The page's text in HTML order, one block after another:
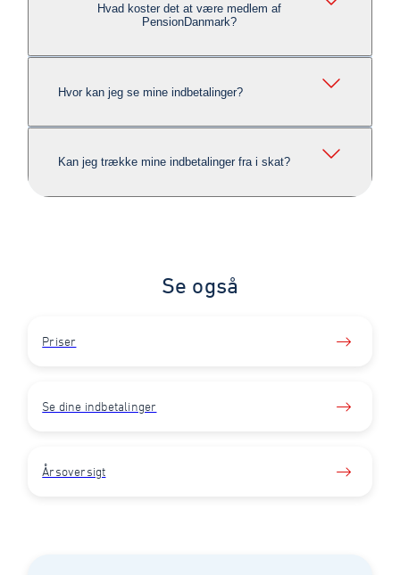
Hvad koster det at være medlem af
PensionDanmark?
Hvor kan jeg se mine indbetalinger?
Kan jeg trække mine indbetalinger fra i skat?
Se også
Priser
Se dine indbetalinger
Årsoversigt